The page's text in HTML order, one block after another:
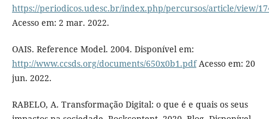
https://periodicos.udesc.br/index.php/percursos/article/view/
Acesso em: 2 mar. 2022.
OAIS. Reference Model. 2004. Disponível em:
http://www.ccsds.org/documents/650x0b1.pdfAcesso em: 20
jun. 2022.
RABELO, A. Transformação Digital: o que é e quais os seus